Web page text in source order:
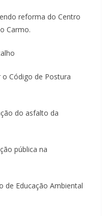
reforma do Centro
Carmo.
o Código de Postura
do asfalto da
pública na
de Educação Ambiental